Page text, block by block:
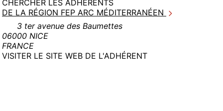
CHERCHER LES ADHÉRENTS
DE LA RÉGION FEP ARC MÉDITERRANÉEN
3 ter avenue des Baumettes
06000 NICE
FRANCE
VISITER LE SITE WEB DE L'ADHÉRENT(NOUVELLE